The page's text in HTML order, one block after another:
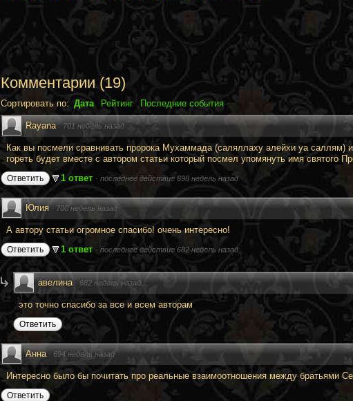
Комментарии (19)
Сортировать по: Дата Рейтинг Последние события
Rayana · 701 недель назад
Как вы посмели сравнивать пророка Мухаммада (саляллаху алейхи уа саллям)
гореть будет вместе с автором статьи который посмел упомянуть имя святого
Ответить 1 ответ · последнее действие 698 недель назад
Юлия · 700 недель назад
А автору статьи огромное спасибо! очень интересно!
Ответить 1 ответ · последнее действие 682 недель назад
авелина · 682 недель назад
это точно спасибо за все и всем авторам
Ответить
Анна · 694 недель назад
Интересно было бы почитать про реальные взаимоотношения между братьями
Ответить